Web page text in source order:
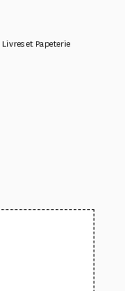
Livres et Papeterie